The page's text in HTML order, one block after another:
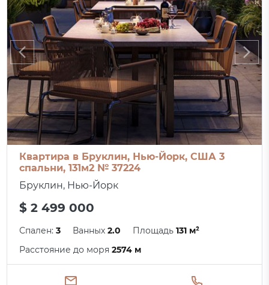
Квартира в Бруклин, Нью-Йорк, США 3
спальни, 131м2 № 37224
Бруклин, Нью-Йорк
$ 2 499 000
Спален:3 Ванных2.0 Площадь131 м²
Расстояние до моря2574 м